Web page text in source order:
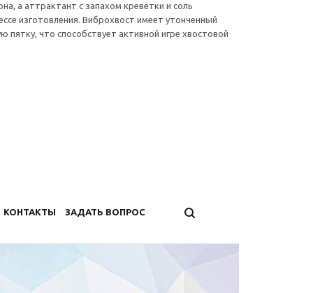
а аттрактант с запахом креветки и соль
изготовления. Виброхвост имеет утонченный
пятку, что способствует активной игре хвостовой
КОНТАКТЫ ЗАДАТЬ ВОПРОС